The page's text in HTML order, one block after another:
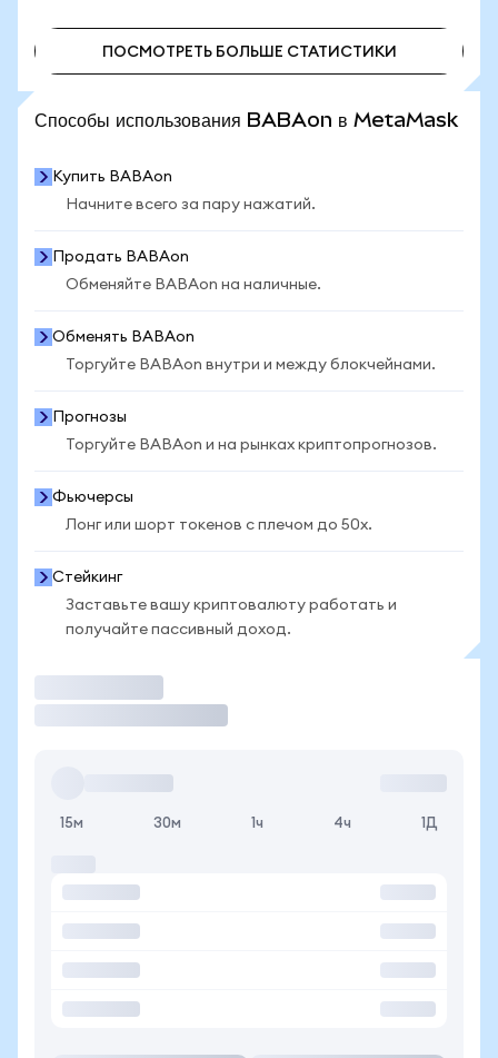
ПОСМОТРЕТЬ БОЛЬШЕ СТАТИСТИКИ
Способы использования BABAon в MetaMask
Купить BABAon
Начните всего за пару нажатий.
Продать BABAon
Обменяйте BABAon на наличные.
Обменять BABAon
Торгуйте BABAon внутри и между блокчейнами.
Прогнозы
Торгуйте BABAon и на рынках криптопрогнозов.
Фьючерсы
Лонг или шорт токенов с плечом до 50x.
Стейкинг
Заставьте вашу криптовалюту работать и
получайте пассивный доход.
15м 30м 1ч 4ч 1Д